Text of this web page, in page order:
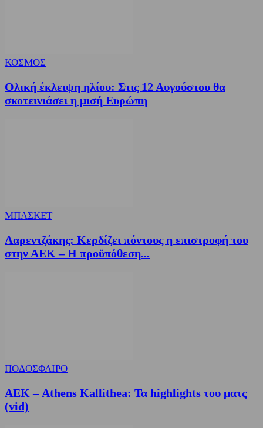
ΚΟΣΜΟΣ
Ολική έκλειψη ηλίου: Στις 12 Αυγούστου θα
σκοτεινιάσει η μισή Ευρώπη
ΜΠΑΣΚΕΤ
Λαρεντζάκης: Κερδίζει πόντους η επιστροφή του
στην ΑΕΚ – Η προϋπόθεση...
ΠΟΔΟΣΦΑΙΡΟ
ΑΕΚ – Athens Kallithea: Τα highlights του ματς
(vid)